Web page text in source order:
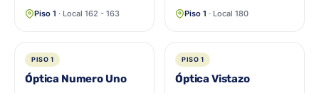
Piso 1 · Local 162 - 163 Piso 1 · Local 180
PISO 1
Óptica Numero Uno
PISO 1
Óptica Vistazo